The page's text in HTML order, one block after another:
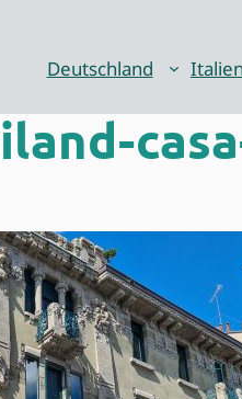
Deutschland Italien